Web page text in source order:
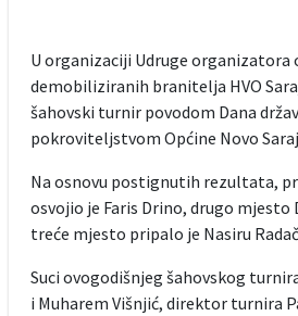
U organizaciji Udruge
demobiliziranih branitelja HVO
šahovski turnir povodom Dana
pokroviteljstvom Općine Novo
Na osnovu postignutih rezultata,
osvojio je Faris Drino, drugo mjesto
treće mjesto pripalo je Nasiru
Suci ovogodišnjeg šahovskog
i Muharem Višnjić, direktor turnira